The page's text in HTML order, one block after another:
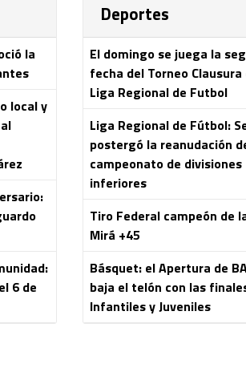
la
local y
6 de
Deportes
El domingo se juega la
fecha del Torneo Clausura
Liga Regional de Futbol
Liga Regional de Fútbol:
postergó la reanudación
campeonato de divisiones
inferiores
Tiro Federal campeón de
Mirá +45
Básquet: el Apertura de
baja el telón con las
Infantiles y Juveniles